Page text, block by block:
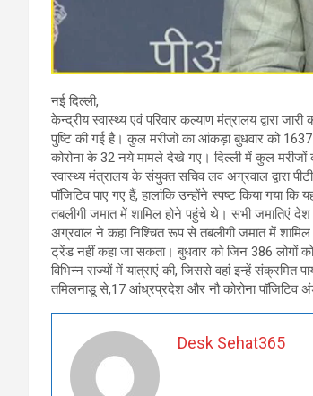
नई दिल्ली,
केन्द्रीय स्वास्थ्य एवं परिवार कल्याण मंत्रालय द्वारा
पुष्टि की गई है। कुल मरीजों का आंकड़ा बुधवार को
कोरोना के 32 नये मामले देखे गए। दिल्ली में कुल मरीजों
स्वास्थ्य मंत्रालय के संयुक्त सचिव लव अग्रवाल द्वारा
पॉजिटिव पाए गए हैं, हालांकि उन्होंने स्पष्ट किया गया
तबलीगी जमात में शामिल होने पहुंचे थे। सभी जमातिएं
अग्रवाल ने कहा निश्चित रूप से तबलीगी जमात में शामिल
ट्रेंड नहीं कहा जा सकता। बुधवार को जिन 386 लोगों
विभिन्न राज्यों में यात्राएं की, जिससे वहां इन्हें संक्रमित
तमिलनाडू से,17 आंध्रप्रदेश और नौ कोरोना पॉजिटिव
Desk Sehat365